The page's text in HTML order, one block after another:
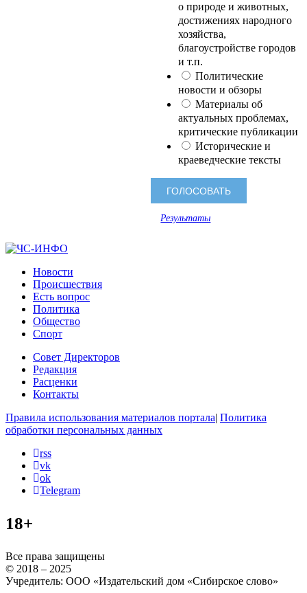
о природе и животных,
достижениях народного
хозяйства,
благоустройстве городов
и т.п.
Политические
новости и обзоры
Материалы об
актуальных проблемах,
критические публикации
Исторические и
краеведческие тексты
Результаты
Новости
Происшествия
Есть вопрос
Политика
Общество
Спорт
Совет Директоров
Редакция
Расценки
Контакты
Правила использования материалов портала| Политика
обработки персональных данных
rss
vk
ok
Telegram
18+
Все права защищены
© 2018 – 2025
Учредитель: ООО «Издательский дом «Сибирское слово»